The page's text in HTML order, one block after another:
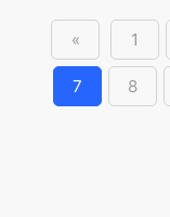
« 1
7 8